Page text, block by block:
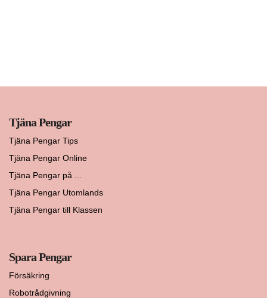
Tjäna Pengar
Tjäna Pengar Tips
Tjäna Pengar Online
Tjäna Pengar på ...
Tjäna Pengar Utomlands
Tjäna Pengar till Klassen
Spara Pengar
Försäkring
Robotrådgivning